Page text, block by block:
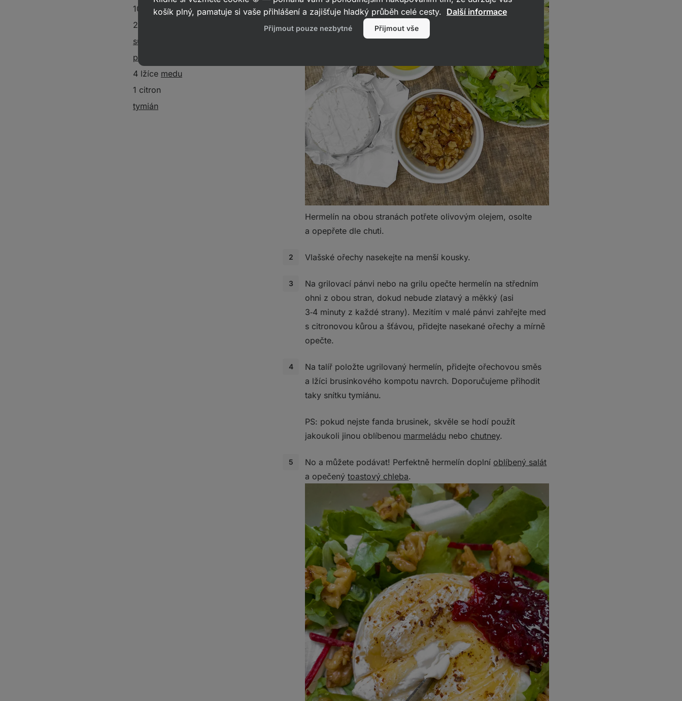
100 g brusinkového kompotu
2 lžíce
sůl
pepř
4 lžíce medu
1 citron
tymián
Hermelín na obou stranách potřete olivovým olejem, osolte
a opepřete dle chuti.
Vlašské ořechy nasekejte na menší kousky.
Na grilovací pánvi nebo na grilu opečte hermelín na středním
ohni z obou stran, dokud nebude zlatavý a měkký (asi
3‑4 minuty z každé strany). Mezitím v malé pánvi zahřejte med
s citronovou kůrou a šťávou, přidejte nasekané ořechy a mírně
opečte.
Na talíř položte ugrilovaný hermelín, přidejte ořechovou směs
a lžíci brusinkového kompotu navrch. Doporučujeme přihodit
taky snítku tymiánu.
PS: pokud nejste fanda brusinek, skvěle se hodí použít
jakoukoli jinou oblíbenou marmeládu nebo chutney.
No a můžete podávat! Perfektně hermelín doplní oblíbený salát
a opečenýtoastový chleba.
košík plný, pamatuje si vaše přihlášení a zajišťuje hladký průběh celé cesty. Další informace
Přijmout pouze nezbytné Přijmout vše